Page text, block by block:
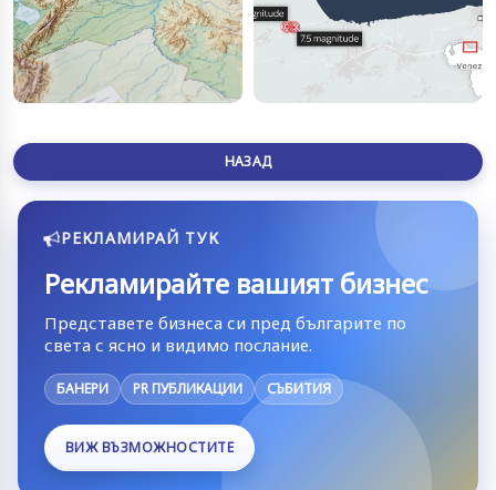
НАЗАД
РЕКЛАМИРАЙ ТУК
Рекламирайте вашият бизнес
Представете бизнеса си пред българите по
света с ясно и видимо послание.
БАНЕРИ PR ПУБЛИКАЦИИ СЪБИТИЯ
ВИЖ ВЪЗМОЖНОСТИТЕ